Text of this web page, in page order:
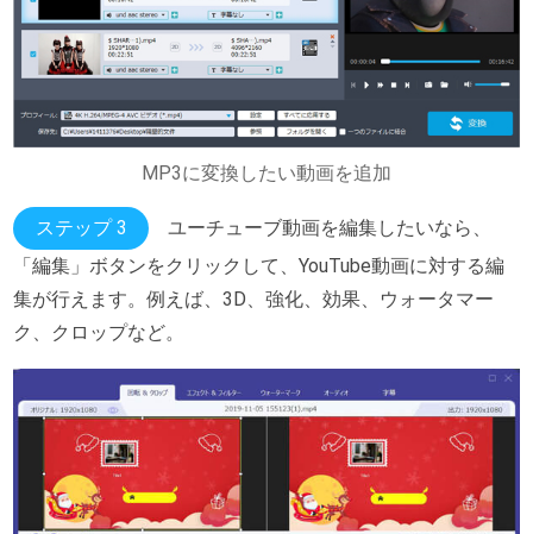
MP3に変換したい動画を追加
ステップ 3
ユーチューブ動画を編集したいなら、
「編集」ボタンをクリックして、YouTube動画に対する編
集が行えます。例えば、3D、強化、効果、ウォータマー
ク、クロップなど。